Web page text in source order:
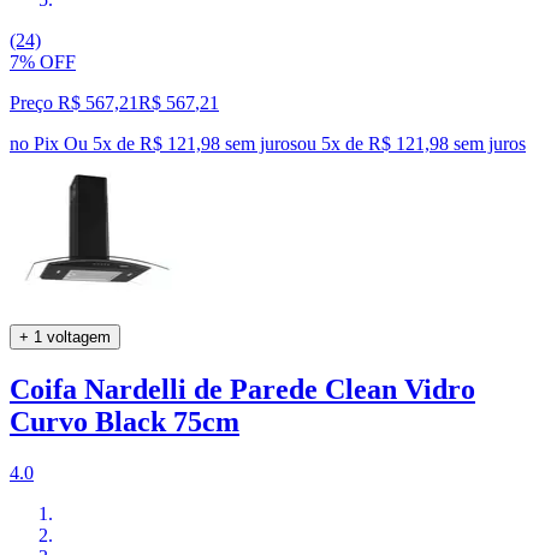
(24)
7% OFF
Preço R$ 567,21R$ 567,21
no Pix Ou 5x de R$ 121,98 sem jurosou 5x de R$ 121,98 sem juros
+ 1 voltagem
Coifa Nardelli de Parede Clean Vidro
Curvo Black 75cm
4.0